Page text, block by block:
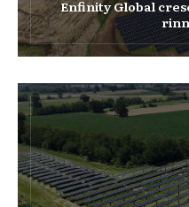
Enfinity Global